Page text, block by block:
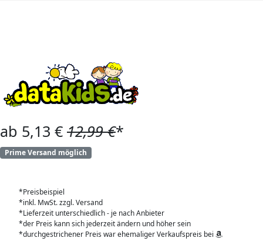
ab 5,13 € 12,99 €*
Prime Versand möglich
*Preisbeispiel
*inkl. MwSt. zzgl. Versand
*Lieferzeit unterschiedlich - je nach Anbieter
*der Preis kann sich jederzeit ändern und höher sein
*durchgestrichener Preis war ehemaliger Verkaufspreis bei